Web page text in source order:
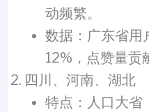
动频繁。
数据：广东省用
12%，点赞量贡
四川、河南、湖北
特点：人口大省